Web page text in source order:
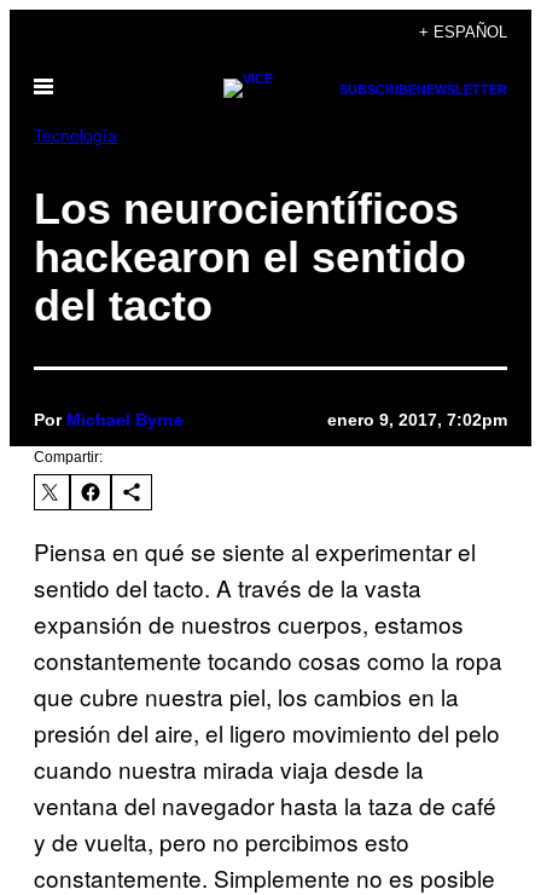
contenido
+ ESPAÑOL
Abrir
SUBSCRIBENEWSLETTER
Tecnología
Los neurocientíficos
hackearon el sentido
del tacto
Por Michael Byrne enero 9, 2017, 7:02pm
Compartir:
Piensa en qué se siente al experimentar el
sentido del tacto. A través de la vasta
expansión de nuestros cuerpos, estamos
constantemente tocando cosas como la ropa
que cubre nuestra piel, los cambios en la
presión del aire, el ligero movimiento del pelo
cuando nuestra mirada viaja desde la
ventana del navegador hasta la taza de café
y de vuelta, pero no percibimos esto
constantemente. Simplemente no es posible